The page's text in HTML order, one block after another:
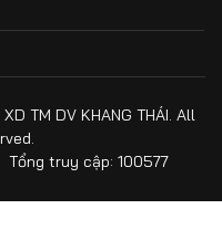
dụng Sika Latex chi tiết,
TM DV KHANG THÁI. All
Tổng truy cập: 100577